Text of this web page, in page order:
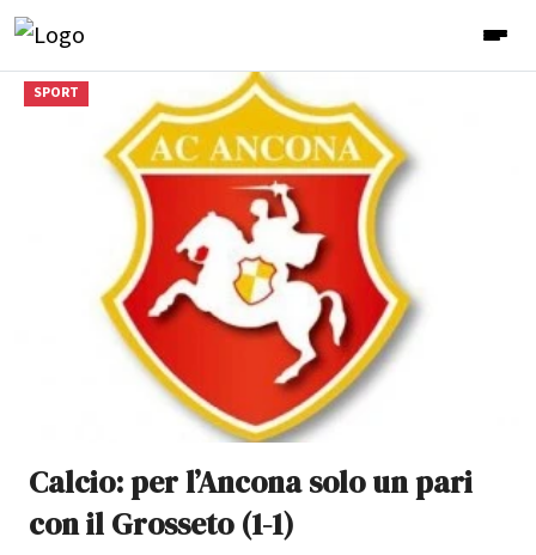
SPORT
Calcio: per l’Ancona solo un pari
con il Grosseto (1-1)